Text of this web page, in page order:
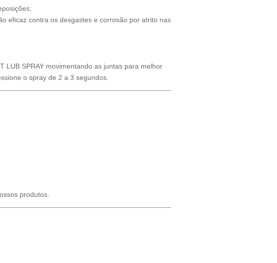
eficaz contra os desgastes e corrosão por atrito nas
LUB SPRAY movimentando as juntas para melhor
o spray de 2 a 3 segundos.
produtos.